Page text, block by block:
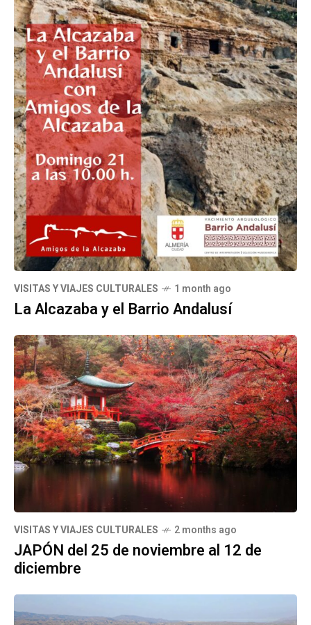
VISITAS Y VIAJES CULTURALES 1 month ago
La Alcazaba y el Barrio Andalusí
VISITAS Y VIAJES CULTURALES 2 months ago
JAPÓN del 25 de noviembre al 12 de
diciembre